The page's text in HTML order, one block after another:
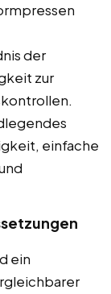
der
zur
einfache
ein